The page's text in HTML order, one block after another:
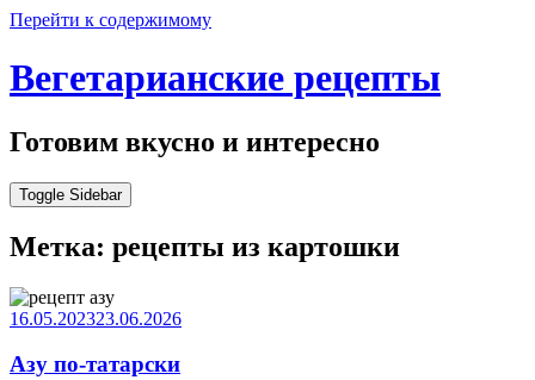
Перейти к содержимому
Вегетарианские рецепты
Готовим вкусно и интересно
Toggle Sidebar
Метка: рецепты из картошки
16.05.202323.06.2026
Азу по-татарски